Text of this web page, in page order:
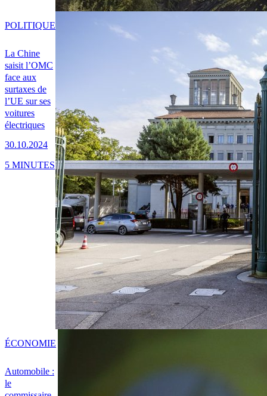
La Chine
saisit l’OMC
face aux
surtaxes de
l’UE sur ses
voitures
électriques
30.10.2024
POLITIQUE
5 MINUTES
Automobile :
le
ÉCONOMIE